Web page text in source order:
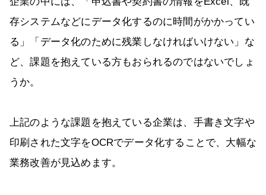
存システムなどにデータ化するのに時間がかかってい
る」「データ化のために残業しなければいけない」な
ど、課題を抱えている方もおられるのではないでしょ
うか。
上記のような課題を抱えている企業は、手書き文字や
印刷された文字をOCRでデータ化することで、大幅な
業務改善が見込めます。